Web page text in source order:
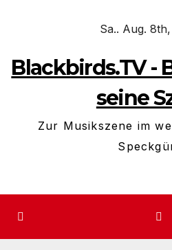
Sa.. Aug.
Blackbirds.TV -
seine
Zur Musikszene im